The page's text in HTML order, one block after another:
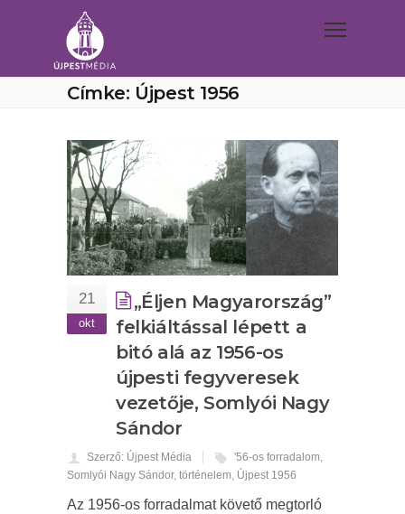
Címke: Újpest 1956
21
okt
„Éljen Magyarország”
felkiáltással lépett a
bitó alá az 1956-os
újpesti fegyveresek
vezetője, Somlyói Nagy
Sándor
Szerző: Újpest Média '56-os forradalom,
Somlyói Nagy Sándor, történelem, Újpest 1956
Az 1956-os forradalmat követő megtorló